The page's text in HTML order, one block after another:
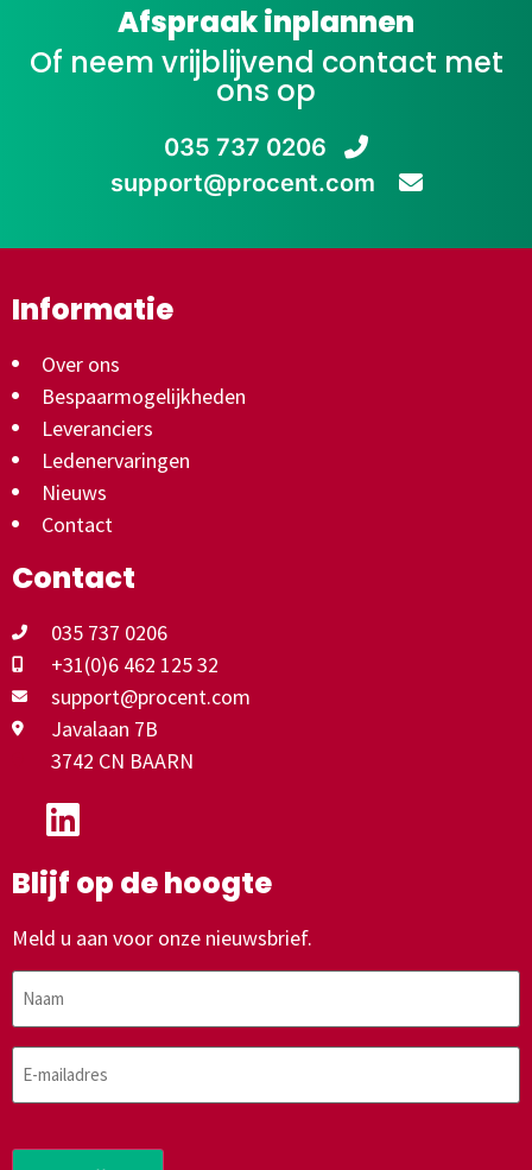
Afspraak inplannen
Of neem vrijblijvend contact met
ons op
035 737 0206
support@procent.com
Informatie
Over ons
Bespaarmogelijkheden
Leveranciers
Ledenervaringen
Nieuws
Contact
Contact
035 737 0206
+31(0)6 462 125 32
support@procent.com
Javalaan 7B
3742 CN BAARN
Blijf op de hoogte
Meld u aan voor onze nieuwsbrief.
Naam
E-
mailadres